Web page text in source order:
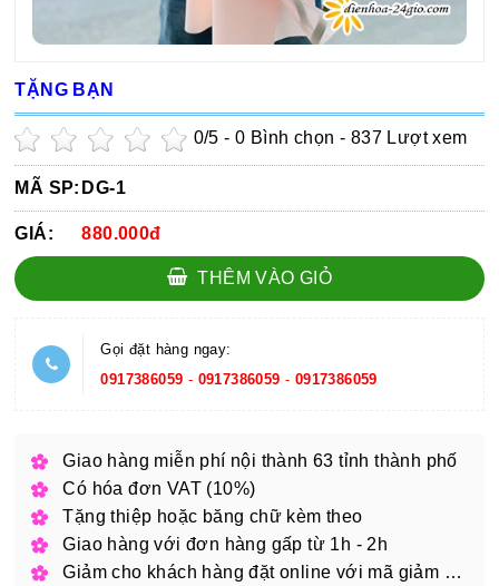
TẶNG BẠN
0/5 -0 Bình chọn - 837 Lượt xem
MÃ SP: DG-1
GIÁ: 880.000đ
THÊM VÀO GIỎ
Gọi đặt hàng ngay:
0917386059 - 0917386059 - 0917386059
Giao hàng miễn phí nội thành 63 tỉnh thành phố
Có hóa đơn VAT (10%)
Tặng thiệp hoặc băng chữ kèm theo
Giao hàng với đơn hàng gấp từ 1h - 2h
Giảm cho khách hàng đặt online với mã giảm giá